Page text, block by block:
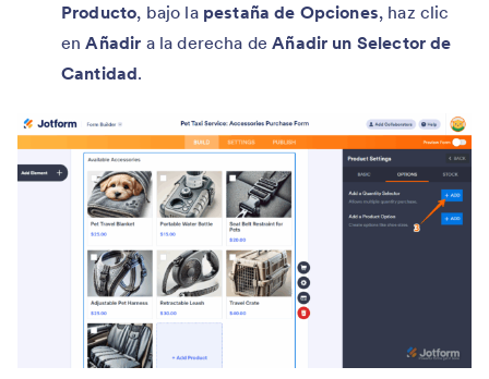
Producto, bajo la pestaña de Opciones, haz clic
enAñadir a la derecha deAñadir un Selector de
Cantidad.